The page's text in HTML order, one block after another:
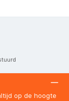
op de hoogte